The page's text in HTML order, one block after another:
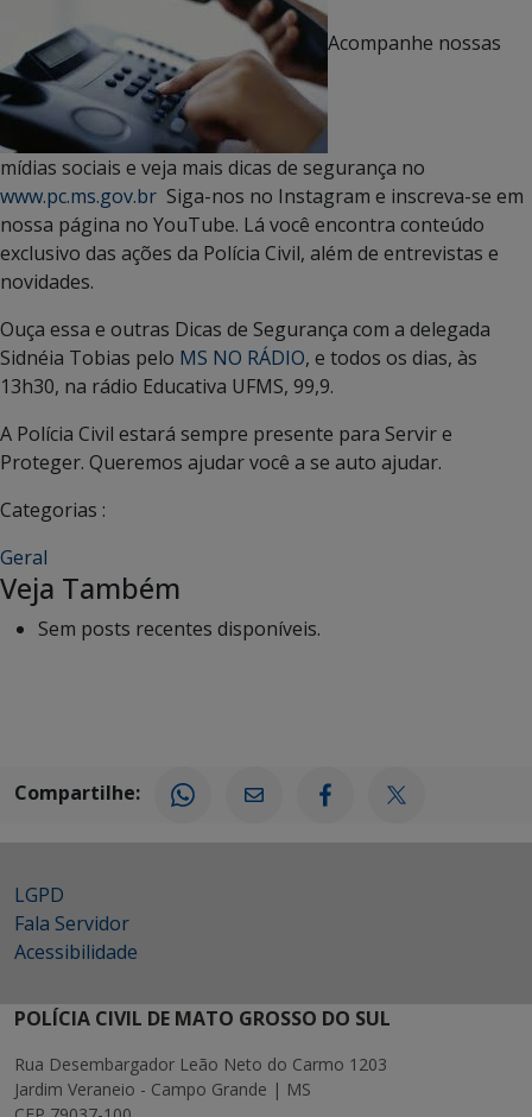
Acompanhe nossas
mídias sociais e veja mais dicas de segurança no
www.pc.ms.gov.br Siga-nos no Instagram e inscreva-se em
nossa página no YouTube. Lá você encontra conteúdo
exclusivo das ações da Polícia Civil, além de entrevistas e
novidades.
Ouça essa e outras Dicas de Segurança com a delegada
Sidnéia Tobias pelo MS NO RÁDIO, e todos os dias, às
13h30, na rádio Educativa UFMS, 99,9.
A Polícia Civil estará sempre presente para Servir e
Proteger. Queremos ajudar você a se auto ajudar.
Categorias :
Geral
Veja Também
Sem posts recentes disponíveis.
Compartilhe:
LGPD
Fala Servidor
Acessibilidade
POLÍCIA CIVIL DE MATO GROSSO DO SUL
Rua Desembargador Leão Neto do Carmo 1203
Jardim Veraneio - Campo Grande | MS